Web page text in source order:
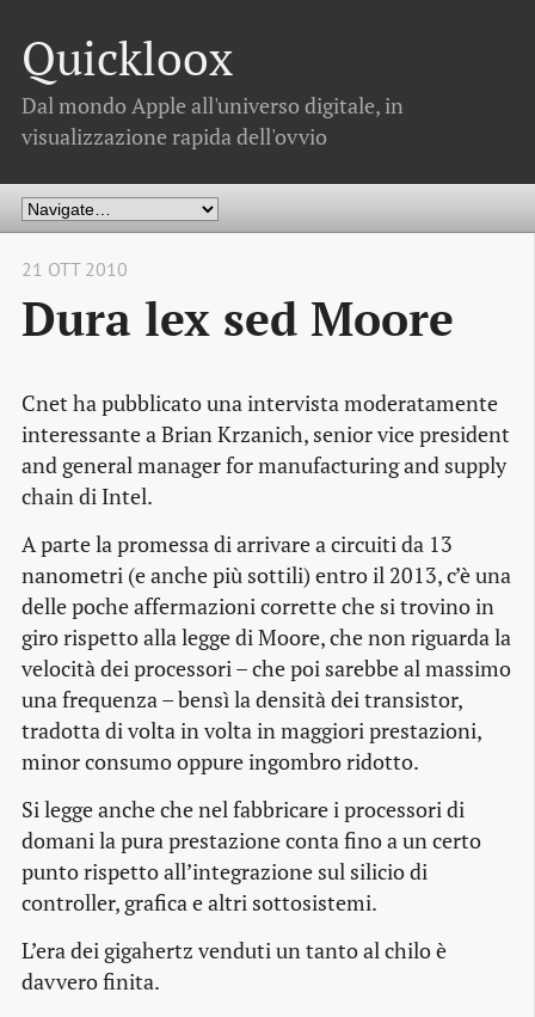
Quickloox
Dal mondo Apple all'universo digitale, in
visualizzazione rapida dell'ovvio
21 OTT 2010
Dura lex sed Moore
Cnet ha pubblicato una intervista moderatamente
interessante a Brian Krzanich, senior vice president
and general manager for manufacturing and supply
chain di Intel.
A parte la promessa di arrivare a circuiti da 13
nanometri (e anche più sottili) entro il 2013, c’è una
delle poche affermazioni corrette che si trovino in
giro rispetto alla legge di Moore, che non riguarda la
velocità dei processori – che poi sarebbe al massimo
una frequenza – bensì la densità dei transistor,
tradotta di volta in volta in maggiori prestazioni,
minor consumo oppure ingombro ridotto.
Si legge anche che nel fabbricare i processori di
domani la pura prestazione conta fino a un certo
punto rispetto all’integrazione sul silicio di
controller, grafica e altri sottosistemi.
L’era dei gigahertz venduti un tanto al chilo è
davvero finita.